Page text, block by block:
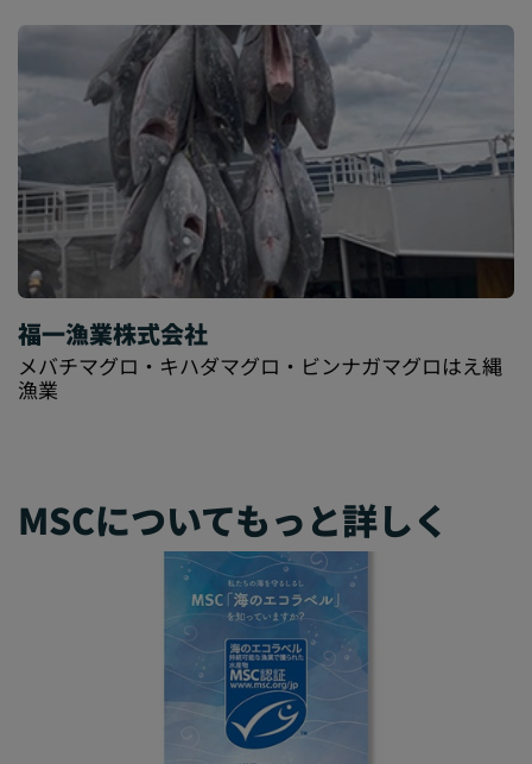
福一漁業株式会社
メバチマグロ・キハダマグロ・ビンナガマグロはえ縄
漁業
MSCについてもっと詳しく